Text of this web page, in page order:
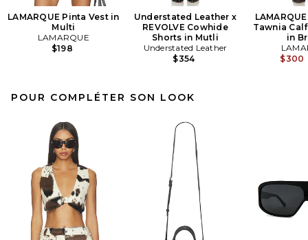
LAMARQUE Pinta Vest in
Multi
LAMARQUE
$198
Understated Leather x
REVOLVE Cowhide
Shorts in Mutli
Understated Leather
$354
Tawnia
in
$300
POUR COMPLÉTER SON LOOK